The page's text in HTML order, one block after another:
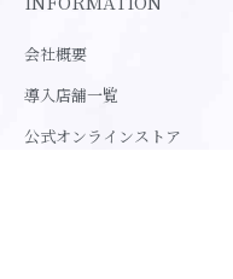
会社概要
導入店舗一覧
公式オンラインストア